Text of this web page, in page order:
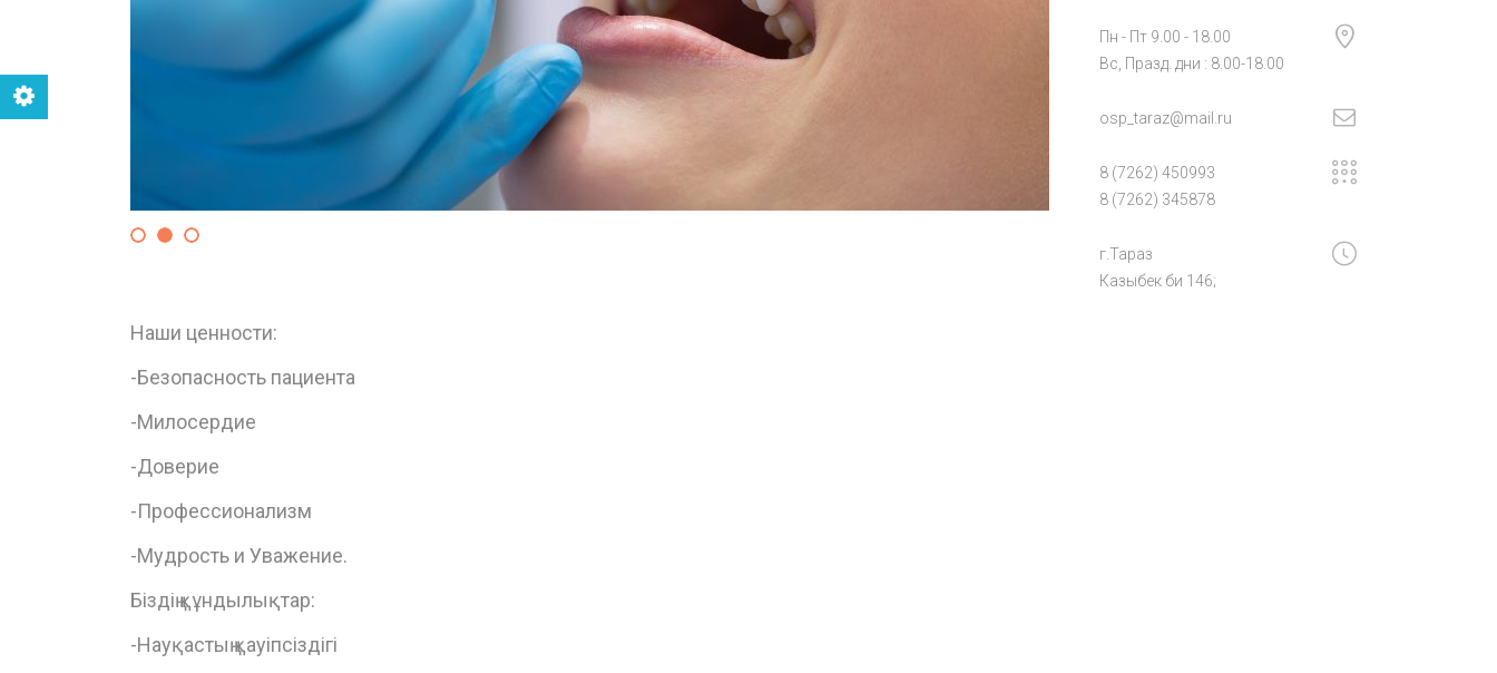
Наши ценности:
-Безопасность пациента
-Милосердие
-Доверие
-Профессионализм
-Мудрость и Уважение.
Біздің құндылықтар:
-Науқастың қауіпсіздігі
Пн - Пт 9.00 - 18.00
Вс, Празд. дни : 8.00-18.00
osp_taraz@mail.ru
8 (7262) 450993
8 (7262) 345878
г.Тараз
Казыбек би 146;